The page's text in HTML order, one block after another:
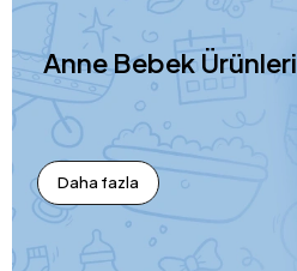
Anne Bebek Ürünleri
Daha fazla